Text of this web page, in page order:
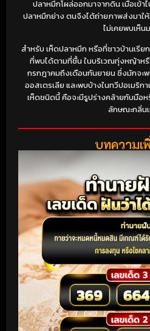
ปลาหมึกโผล่ออกมาจากดิน เมื่อเข้า
ปลาหมึกย่าง ตนจึงได้ถ่ายภาพส่งมาใ
ไม่เคยพบเห็น
สำหรับ เห็ดปลาหมึก หรือที่ชาวบ้านเรีย
ที่พบได้ตามที่ชื้น ในบริเวณทุ่งหญ้าห
กรกฎาคมถึงเดือนกันยายน ซึ่งมักจะพ
ออสเตรเลีย และพบบ้างในทวีปอเมริก
เห็ดชนิดนี้ คือจะมีรูปร่างคล้ายกับมือ
ลักษณะกลิ่น
บทความเ